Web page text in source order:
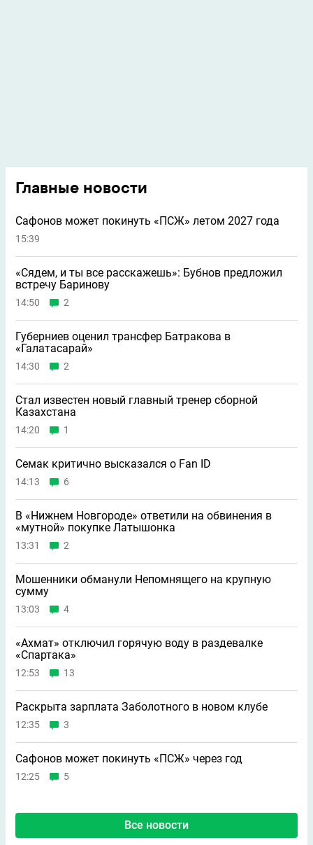
Главные новости
Сафонов может покинуть «ПСЖ» летом 2027 года
15:39
«Сядем, и ты все расскажешь»: Бубнов предложил
встречу Баринову
14:50 2
Губерниев оценил трансфер Батракова в
«Галатасарай»
14:30 2
Стал известен новый главный тренер сборной
Казахстана
14:20 1
Семак критично высказался о Fan ID
14:13 6
В «Нижнем Новгороде» ответили на обвинения в
«мутной» покупке Латышонка
13:31 2
Мошенники обманули Непомнящего на крупную
сумму
13:03 4
«Ахмат» отключил горячую воду в раздевалке
«Спартака»
12:53 13
Раскрыта зарплата Заболотного в новом клубе
12:35 3
Сафонов может покинуть «ПСЖ» через год
12:25 5
Все новости